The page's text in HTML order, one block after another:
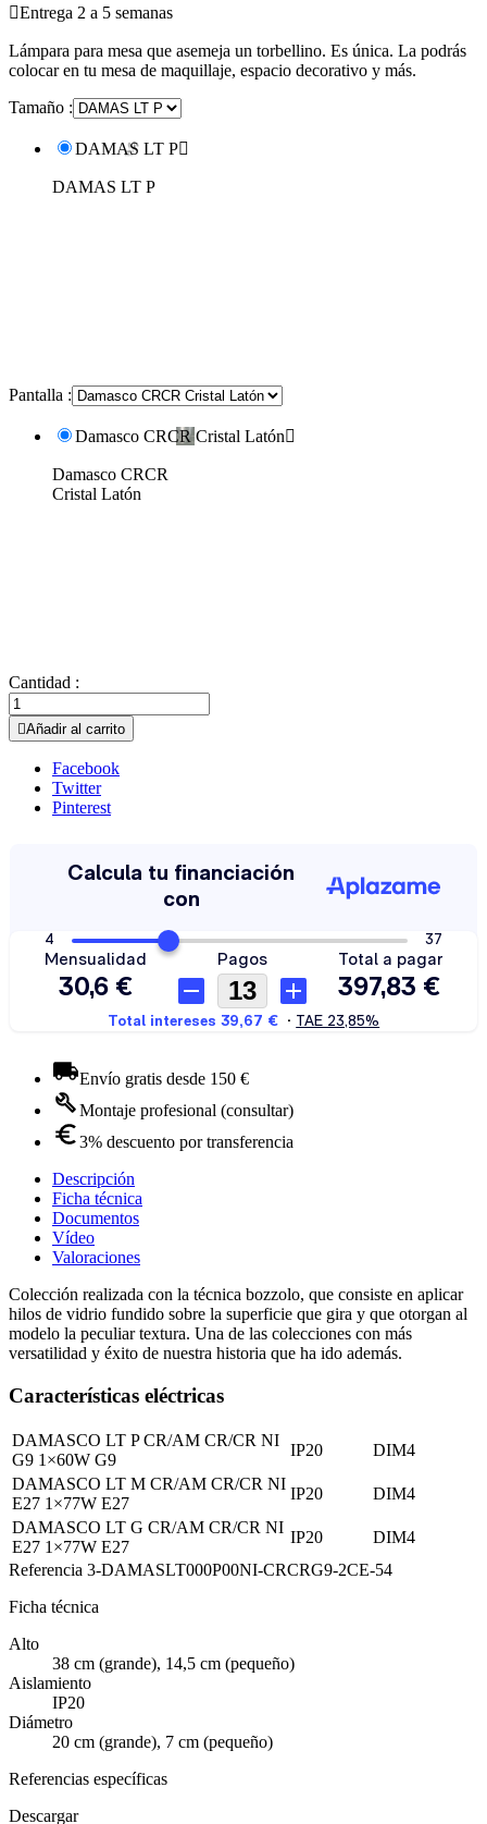
Entrega 2 a 5 semanas
Lámpara para mesa que asemeja un torbellino. Es única. La podrás
colocar en tu mesa de maquillaje, espacio decorativo y más.
Tamaño :
DAMAS LT P
DAMAS LT P
Pantalla :
Damasco CRCR Cristal Latón
Damasco CRCR
Cristal Latón
Cantidad :
Añadir al carrito
Facebook
Twitter
Pinterest
Envío gratis desde 150 €
Montaje profesional (consultar)
3% descuento por transferencia
Descripción
Ficha técnica
Documentos
Vídeo
Valoraciones
Colección realizada con la técnica bozzolo, que consiste en aplicar
hilos de vidrio fundido sobre la superficie que gira y que otorgan al
modelo la peculiar textura. Una de las colecciones con más
versatilidad y éxito de nuestra historia que ha ido además.
Características eléctricas
DAMASCO LT P CR/AM CR/CR NI
G9 1×60W G9
IP20
DIM4
DAMASCO LT M CR/AM CR/CR NI
E27 1×77W E27
IP20
DIM4
DAMASCO LT G CR/AM CR/CR NI
E27 1×77W E27
IP20
DIM4
Referencia 3-DAMASLT000P00NI-CRCRG9-2CE-54
Ficha técnica
Alto
38 cm (grande), 14,5 cm (pequeño)
Aislamiento
IP20
Diámetro
20 cm (grande), 7 cm (pequeño)
Referencias específicas
Descargar